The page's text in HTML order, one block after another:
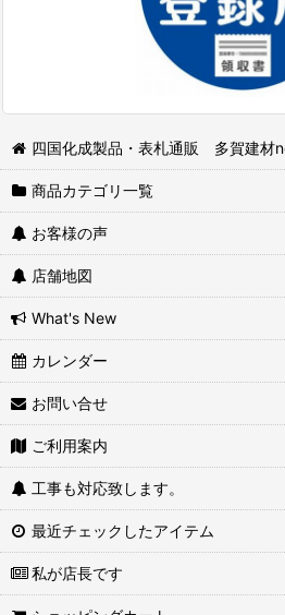
四国化成製品・表札通販 多賀建材
商品カテゴリ一覧
お客様の声
店舗地図
What's New
カレンダー
お問い合せ
ご利用案内
工事も対応致します。
最近チェックしたアイテム
私が店長です